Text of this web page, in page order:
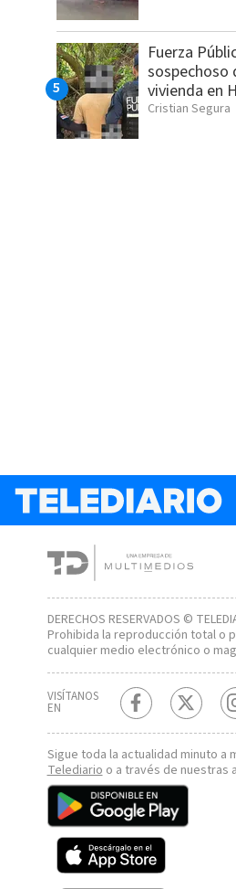
Fuerza
sospechoso
vivienda en
Cristian Segura
DERECHOS RESERVADOS ©
Prohibida la reproducción total o
cualquier medio electrónico o
VISÍTANOS
EN
Sigue toda la actualidad minuto a
Telediario o a través de nuestras